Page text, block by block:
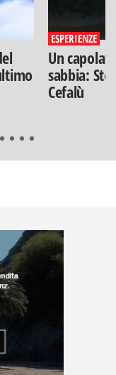
ESPERIENZE
Un
sabbia:
Cefalù